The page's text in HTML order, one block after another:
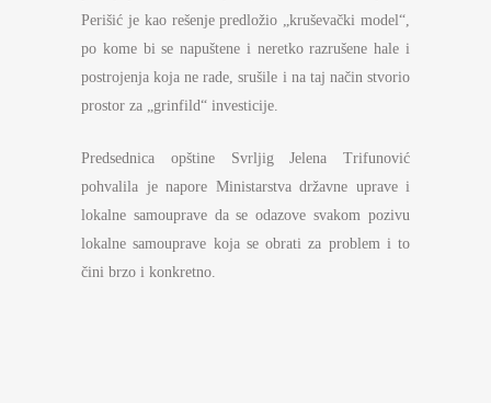
Perišić je kao rešenje predložio „kruševački model“,
po kome bi se napuštene i neretko razrušene hale i
postrojenja koja ne rade, srušile i na taj način stvorio
prostor za „grinfild“ investicije.
Predsednica opštine Svrljig Jelena Trifunović
pohvalila je napore Ministarstva državne uprave i
lokalne samouprave da se odazove svakom pozivu
lokalne samouprave koja se obrati za problem i to
čini brzo i konkretno.